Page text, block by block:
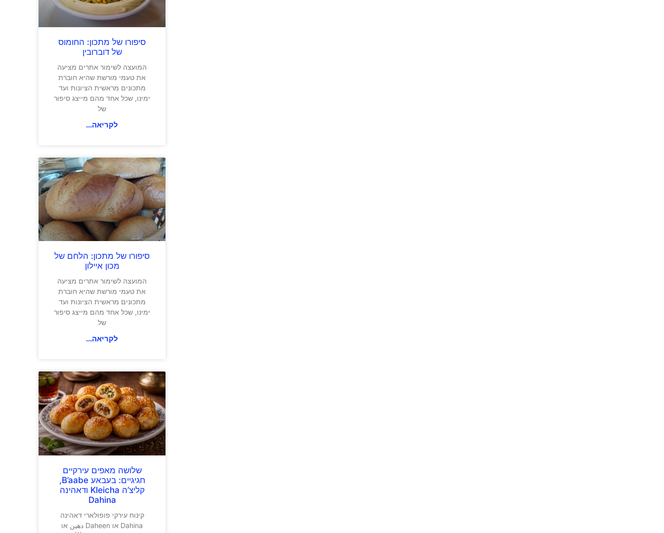
סיפורו של מתכון: החומוס
של דוברובין
המועצה לשימור אתרים מציעה
את טעמי מורשת שהיא חוברת
מתכונים מראשית הציונות ועד
ימינו, שכל אחד מהם מייצג סיפור
של
לקריאה...
סיפורו של מתכון: הלחם של
מכון איילון
המועצה לשימור אתרים מציעה
את טעמי מורשת שהיא חוברת
מתכונים מראשית הציונות ועד
ימינו, שכל אחד מהם מייצג סיפור
של
לקריאה...
שלושה מאפים עירקיים
חגיגיים: בעבאע B’aabe,
קליצ’ה Kleicha ודאהינה
Dahina
קינוח עירקי פופולארי דאהינה
Dahina או Daheen دهين או